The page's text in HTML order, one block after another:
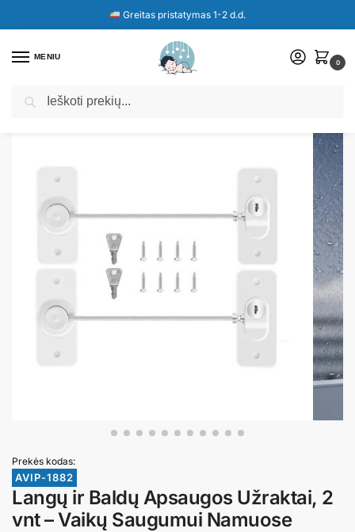
Greitas pristatymas 1-2 d.d.
MENIU
0
Pradžia Parduotuvė
Prekės kodas:
AVIP-1882
Langų ir Baldų Apsaugos Užraktai, 2
vnt – Vaikų Saugumui Namuose